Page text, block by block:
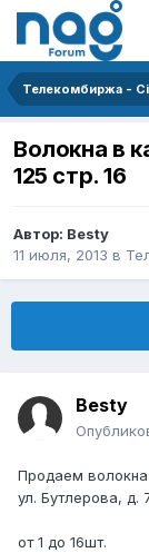
Телекомбиржа -
Волокна в
125 стр. 16
Автор: Besty
11 июля, 2013 в
Besty
Продаем волокна
ул. Бутлерова,
от 1 до 16шт.